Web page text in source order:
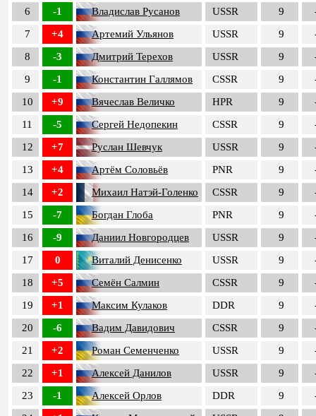
6
-1 Владислав Русанов USSR 9
7
+4 Артемий Ульянов USSR 9
8
-3 Дмитрий Терехов USSR 9
9
-1 Константин Галлямов CSSR 9
10
+9 Вячеслав Величко HPR 9
11
-5 Сергей Недопекин CSSR 9
12
+7 Руслан Шевчук USSR 9
13
+4 Артём Соловьёв PNR 9
14
+2 Михаил Натэй-Голенко CSSR 9
15
-7 Богдан Глоба PNR 9
16
-9 Даниил Новгородцев USSR 9
17
0 Виталий Денисенко USSR 9
18
+5 Семён Салмин CSSR 9
19
+1 Максим Кулаков DDR 9
20
-6 Вадим Давидович CSSR 9
21
+2 Роман Семенченко USSR 9
22
+1 Алексей Данилов USSR 9
23
-1 Алексей Орлов DDR 9